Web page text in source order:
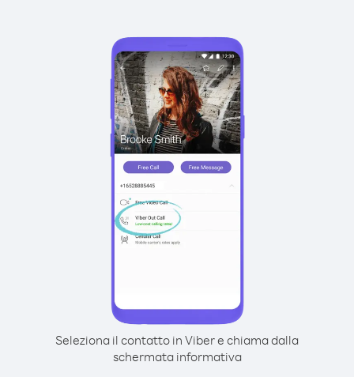
Seleziona il contatto in Viber e chiama dalla
schermata informativa